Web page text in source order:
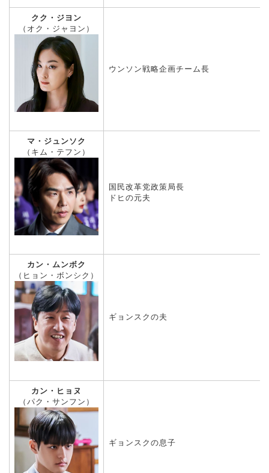
クク・ジヨン
（オク・ジャヨン）
ウンソン戦略企画チーム長
マ・ジュンソク
（キム・テフン）
国民改革党政策局長
ドヒの元夫
カン・ムンボク
（ヒョン・ボンシク）
ギョンスクの夫
カン・ヒョヌ
（パク・サンフン）
ギョンスクの息子